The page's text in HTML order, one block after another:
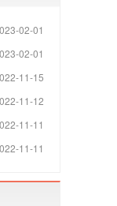
02-01
02-01
11-15
11-12
11-11
11-11